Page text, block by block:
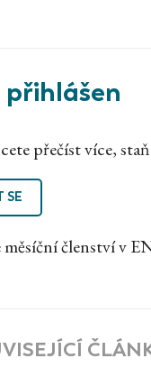
přečíst více,
SE
měsíční členství v